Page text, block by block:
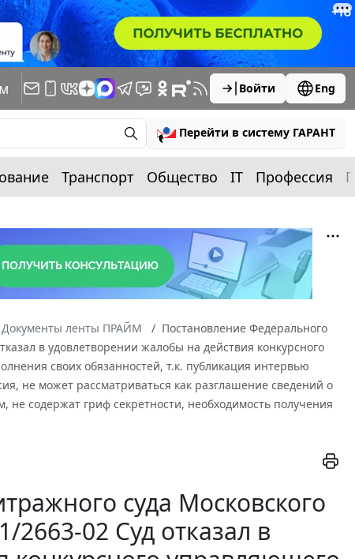
Войти Eng
Перейти в систему ГАРАНТ
Транспорт Общество IT Профессия
Документы ленты ПРАЙМ
Постановление Федерального
в удовлетворении жалобы на действия конкурсного
своих обязанностей, т.к. публикация интервью
не может рассматриваться как разглашение сведений о
содержат гриф секретности, необходимость получения
суда Московского
2663-02 Суд отказал в